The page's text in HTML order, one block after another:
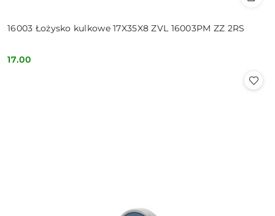
16003 Łożysko kulkowe 17X35X8 ZVL 16003PM ZZ 2RS
Cena:
17.00